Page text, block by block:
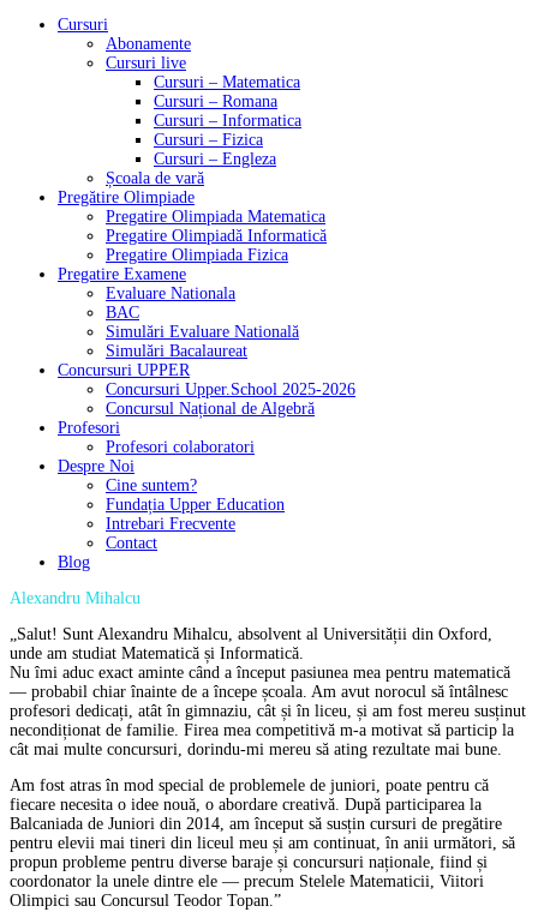
Cursuri
Abonamente
Cursuri live
Cursuri – Matematica
Cursuri – Romana
Cursuri – Informatica
Cursuri – Fizica
Cursuri – Engleza
Școala de vară
Pregătire Olimpiade
Pregatire Olimpiada Matematica
Pregatire Olimpiadă Informatică
Pregatire Olimpiada Fizica
Pregatire Examene
Evaluare Nationala
BAC
Simulări Evaluare Natională
Simulări Bacalaureat
Concursuri UPPER
Concursuri Upper.School 2025-2026
Concursul Național de Algebră
Profesori
Profesori colaboratori
Despre Noi
Cine suntem?
Fundația Upper Education
Intrebari Frecvente
Contact
Blog
Alexandru Mihalcu
„Salut! Sunt Alexandru Mihalcu, absolvent al Universității din Oxford,
unde am studiat Matematică și Informatică.
Nu îmi aduc exact aminte când a început pasiunea mea pentru matematică
— probabil chiar înainte de a începe școala. Am avut norocul să întâlnesc
profesori dedicați, atât în gimnaziu, cât și în liceu, și am fost mereu susținut
necondiționat de familie. Firea mea competitivă m-a motivat să particip la
cât mai multe concursuri, dorindu-mi mereu să ating rezultate mai bune.
Am fost atras în mod special de problemele de juniori, poate pentru că
fiecare necesita o idee nouă, o abordare creativă. După participarea la
Balcaniada de Juniori din 2014, am început să susțin cursuri de pregătire
pentru elevii mai tineri din liceul meu și am continuat, în anii următori, să
propun probleme pentru diverse baraje și concursuri naționale, fiind și
coordonator la unele dintre ele — precum Stelele Matematicii, Viitori
Olimpici sau Concursul Teodor Topan.”